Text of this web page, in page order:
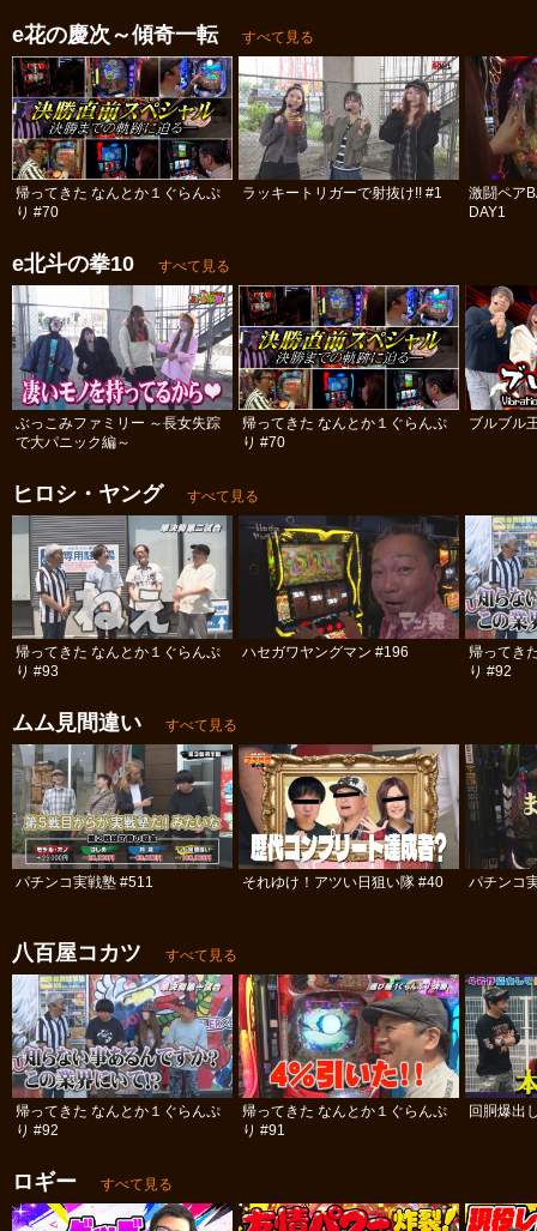
e花の慶次～傾奇一転 すべて見る
帰ってきた なんとか１ぐらんぷ
り #70
ラッキートリガーで射抜け!! #1
激闘ペア
DAY1
e北斗の拳10 すべて見る
ぶっこみファミリー ～長女失踪
で大パニック編～
帰ってきた なんとか１ぐらんぷ
り #70
ブルブル
ヒロシ・ヤング すべて見る
帰ってきた なんとか１ぐらんぷ
り #93
ハセガワヤングマン #196
帰ってき
り #92
ムム見間違い すべて見る
パチンコ実戦塾 #511 それゆけ！アツい日狙い隊 #40 パチンコ
八百屋コカツ すべて見る
帰ってきた なんとか１ぐらんぷ
り #92
帰ってきた なんとか１ぐらんぷ
り #91
回胴爆出
ロギー すべて見る